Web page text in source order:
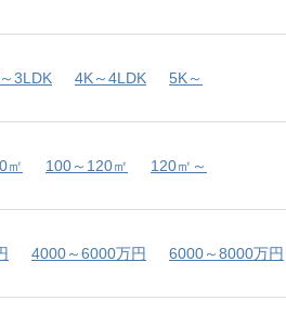
3LDK 4K～4LDK 5K～
㎡ 100～120㎡ 120㎡～
4000～6000万円 6000～8000万円